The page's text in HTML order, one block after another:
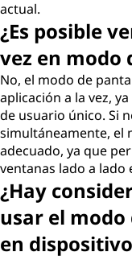
actual.
¿Es posible
vez en modo
No, el modo de
aplicación a la vez,
de usuario único. Si
simultáneamente, el
adecuado, ya que
ventanas lado a lado
¿Hay
usar el
en